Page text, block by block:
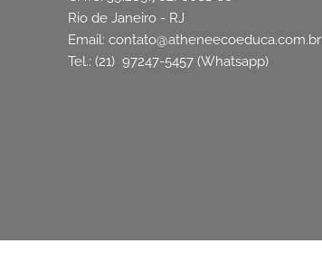
Rio de Janeiro - RJ
Email: contato@atheneecoeduca.com.br
Tel.: (21) 97247-5457 (Whatsapp)